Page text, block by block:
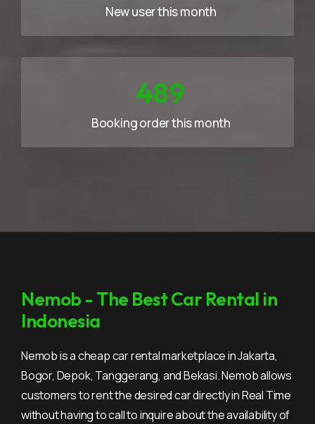
New user this month
733
Booking order this month
Nemob - The Best Car Rental in
Indonesia
Nemob is a cheap car rental marketplace in Jakarta,
Bogor, Depok, Tanggerang, and Bekasi. Nemob allows
customers to rent the desired car directly in Real Time
without having to call to inquire about the availability of